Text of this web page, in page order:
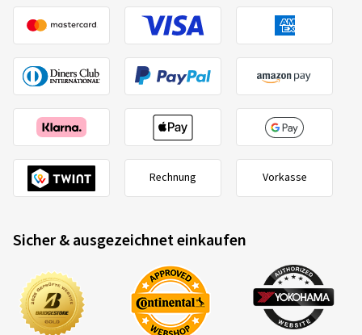
Rechnung Vorkasse
Sicher & ausgezeichnet einkaufen